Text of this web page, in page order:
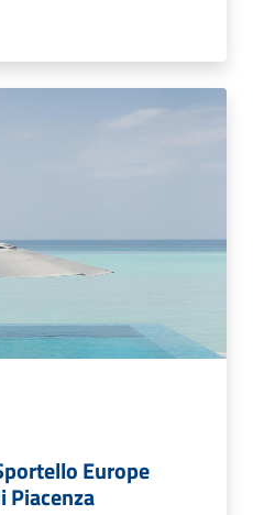
Europe
Piacenza